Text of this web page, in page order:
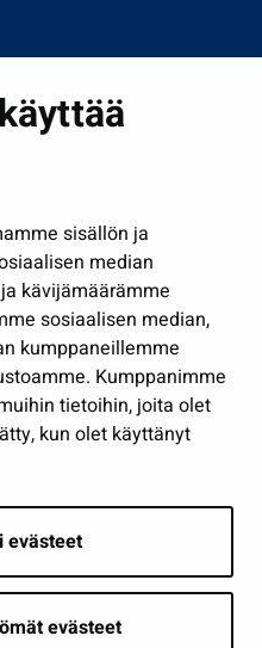
sisällön ja
median
kävijämäärämme
sosiaalisen median,
kumppaneillemme
Kumppanimme
tietoihin, joita olet
kun olet käyttänyt
evästeet
evästeet